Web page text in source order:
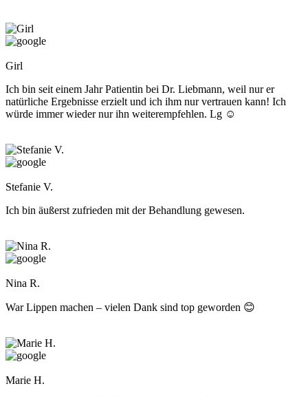
Girl
Ich bin seit einem Jahr Patientin bei Dr. Liebmann, weil nur er
natürliche Ergebnisse erzielt und ich ihm nur vertrauen kann! Ich
würde immer wieder nur ihn weiterempfehlen. Lg ☺️
Stefanie V.
Ich bin äußerst zufrieden mit der Behandlung gewesen.
Nina R.
War Lippen machen – vielen Dank sind top geworden 😊
Marie H.